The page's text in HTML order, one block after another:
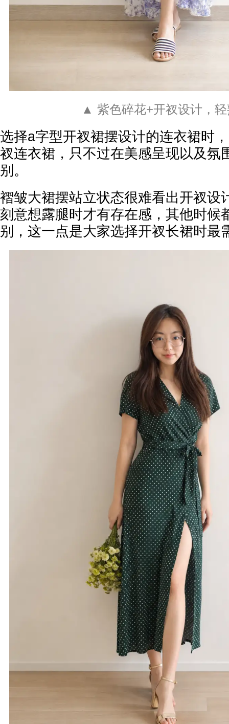
▲ 紫色碎花+开衩设计，
选择a字型开衩裙摆设计的连衣裙时
衩连衣裙，只不过在美感呈现以及氛
别。
褶皱大裙摆站立状态很难看出开衩设
刻意想露腿时才有存在感，其他时候
别，这一点是大家选择开衩长裙时最